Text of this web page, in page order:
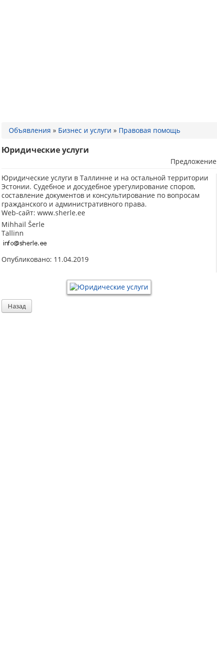
Объявления » Бизнес и услуги » Правовая помощь
Юридические услуги
Предложение
Юридические услуги в Таллинне и на остальной территории
Эстонии. Судебное и досудебное урегулирование споров,
составление документов и консультирование по вопросам
гражданского и административного права.
Web-сайт: www.sherle.ee
Mihhail Šerle
Tallinn
Опубликовано: 11.04.2019
Назад